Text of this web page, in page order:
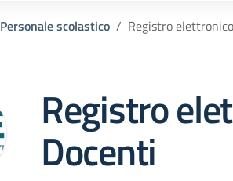
Personale scolastico Registro
Registro
Docenti